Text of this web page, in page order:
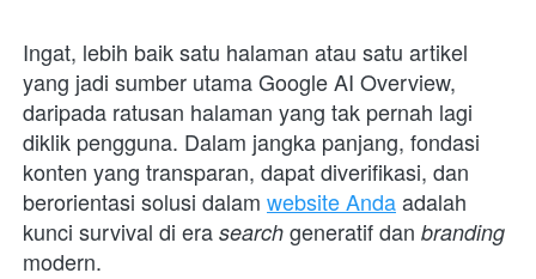
Ingat, lebih baik satu halaman atau satu artikel
yang jadi sumber utama Google AI Overview,
daripada ratusan halaman yang tak pernah lagi
diklik pengguna. Dalam jangka panjang, fondasi
konten yang transparan, dapat diverifikasi, dan
berorientasi solusi dalam website Anda adalah
kunci survival di era search generatif dan
modern.